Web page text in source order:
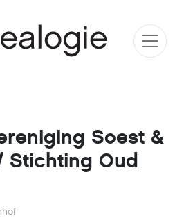
Soest &
Stichting Oud